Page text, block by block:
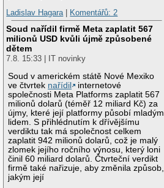
Ladislav Hagara| Komentářů: 2
Soud nařídil firmě Meta zaplatit 567
milionů USD kvůli újmě způsobené
dětem
7.8. 15:33 | IT novinky
Soud v americkém státě Nové Mexiko
ve čtvrtek nařídil
internetové
společnosti Meta Platforms zaplatit 567
milionů dolarů (téměř 12 miliard Kč) za
újmy, které její platformy působí mladým
lidem. S přihlédnutím k dřívějšímu
verdiktu tak má společnost celkem
zaplatit 942 milionů dolarů, což je malý
zlomek jejího ročního výnosu, který loni
činil 60 miliard dolarů. Čtvrteční verdikt
firmě také nařizuje, aby změnila způsob,
jakým její